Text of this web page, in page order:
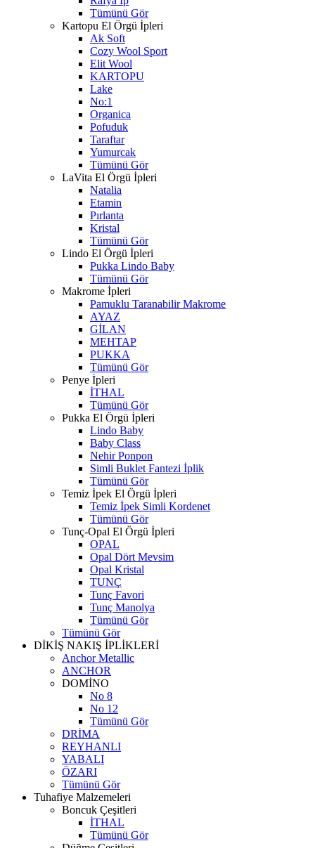
Tümünü Gör
Kartopu El Örgü İpleri
Ak Soft
Cozy Wool Sport
Elit Wool
KARTOPU
Lake
No:1
Organica
Pofuduk
Taraftar
Yumurcak
Tümünü Gör
LaVita El Örgü İpleri
Natalia
Etamin
Pırlanta
Kristal
Tümünü Gör
Lindo El Örgü İpleri
Pukka Lindo Baby
Tümünü Gör
Makrome İpleri
Pamuklu Taranabilir Makrome
AYAZ
GİLAN
MEHTAP
PUKKA
Tümünü Gör
Penye İpleri
İTHAL
Tümünü Gör
Pukka El Örgü İpleri
Lindo Baby
Baby Class
Nehir Ponpon
Simli Buklet Fantezi İplik
Tümünü Gör
Temiz İpek El Örgü İpleri
Temiz İpek Simli Kordenet
Tümünü Gör
Tunç-Opal El Örgü İpleri
OPAL
Opal Dört Mevsim
Opal Kristal
TUNÇ
Tunç Favori
Tunç Manolya
Tümünü Gör
Tümünü Gör
DİKİŞ NAKIŞ İPLİKLERİ
Anchor Metallic
ANCHOR
DOMİNO
No 8
No 12
Tümünü Gör
DRİMA
REYHANLI
YABALI
ÖZARI
Tümünü Gör
Tuhafiye Malzemeleri
Boncuk Çeşitleri
İTHAL
Tümünü Gör